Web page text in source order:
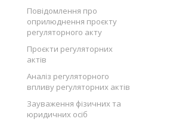
Повідомлення про
оприлюднення проєкту
регуляторного акту
Проєкти регуляторних
актів
Аналіз регуляторного
впливу регуляторних актів
Зауваження фізичних та
юридичних осіб